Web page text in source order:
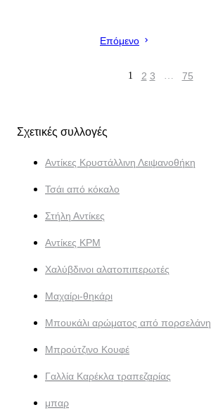
Επόμενο
1 2 3 … 75
Σχετικές συλλογές
Αντίκες Κρυστάλλινη Λειψανοθήκη
Τσάι από κόκαλο
Στήλη Αντίκες
Αντίκες KPM
Χαλύβδινοι αλατοπιπερωτές
Μαχαίρι-θηκάρι
Μπουκάλι αρώματος από πορσελάνη
Μπρούτζινο Κουφέ
Γαλλία Καρέκλα τραπεζαρίας
μπαρ